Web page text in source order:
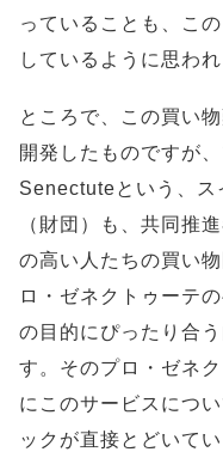
っていることも、こ
しているように思われ
ところで、この買い
開発したものですが
Senectuteという、ス
（財団）も、共同推
の高い人たちの買い
ロ・ゼネクトゥーテ
の目的にぴったり合
す。そのプロ・ゼネ
にこのサービスにつ
ックが直接とどいて